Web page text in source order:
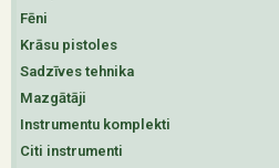
Fēni
Krāsu pistoles
Sadzīves tehnika
Mazgātāji
Instrumentu komplekti
Citi instrumenti